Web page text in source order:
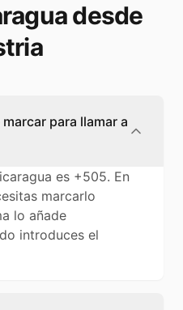
desde
para llamar a
es +505. En
marcarlo
lo añade
introduces el